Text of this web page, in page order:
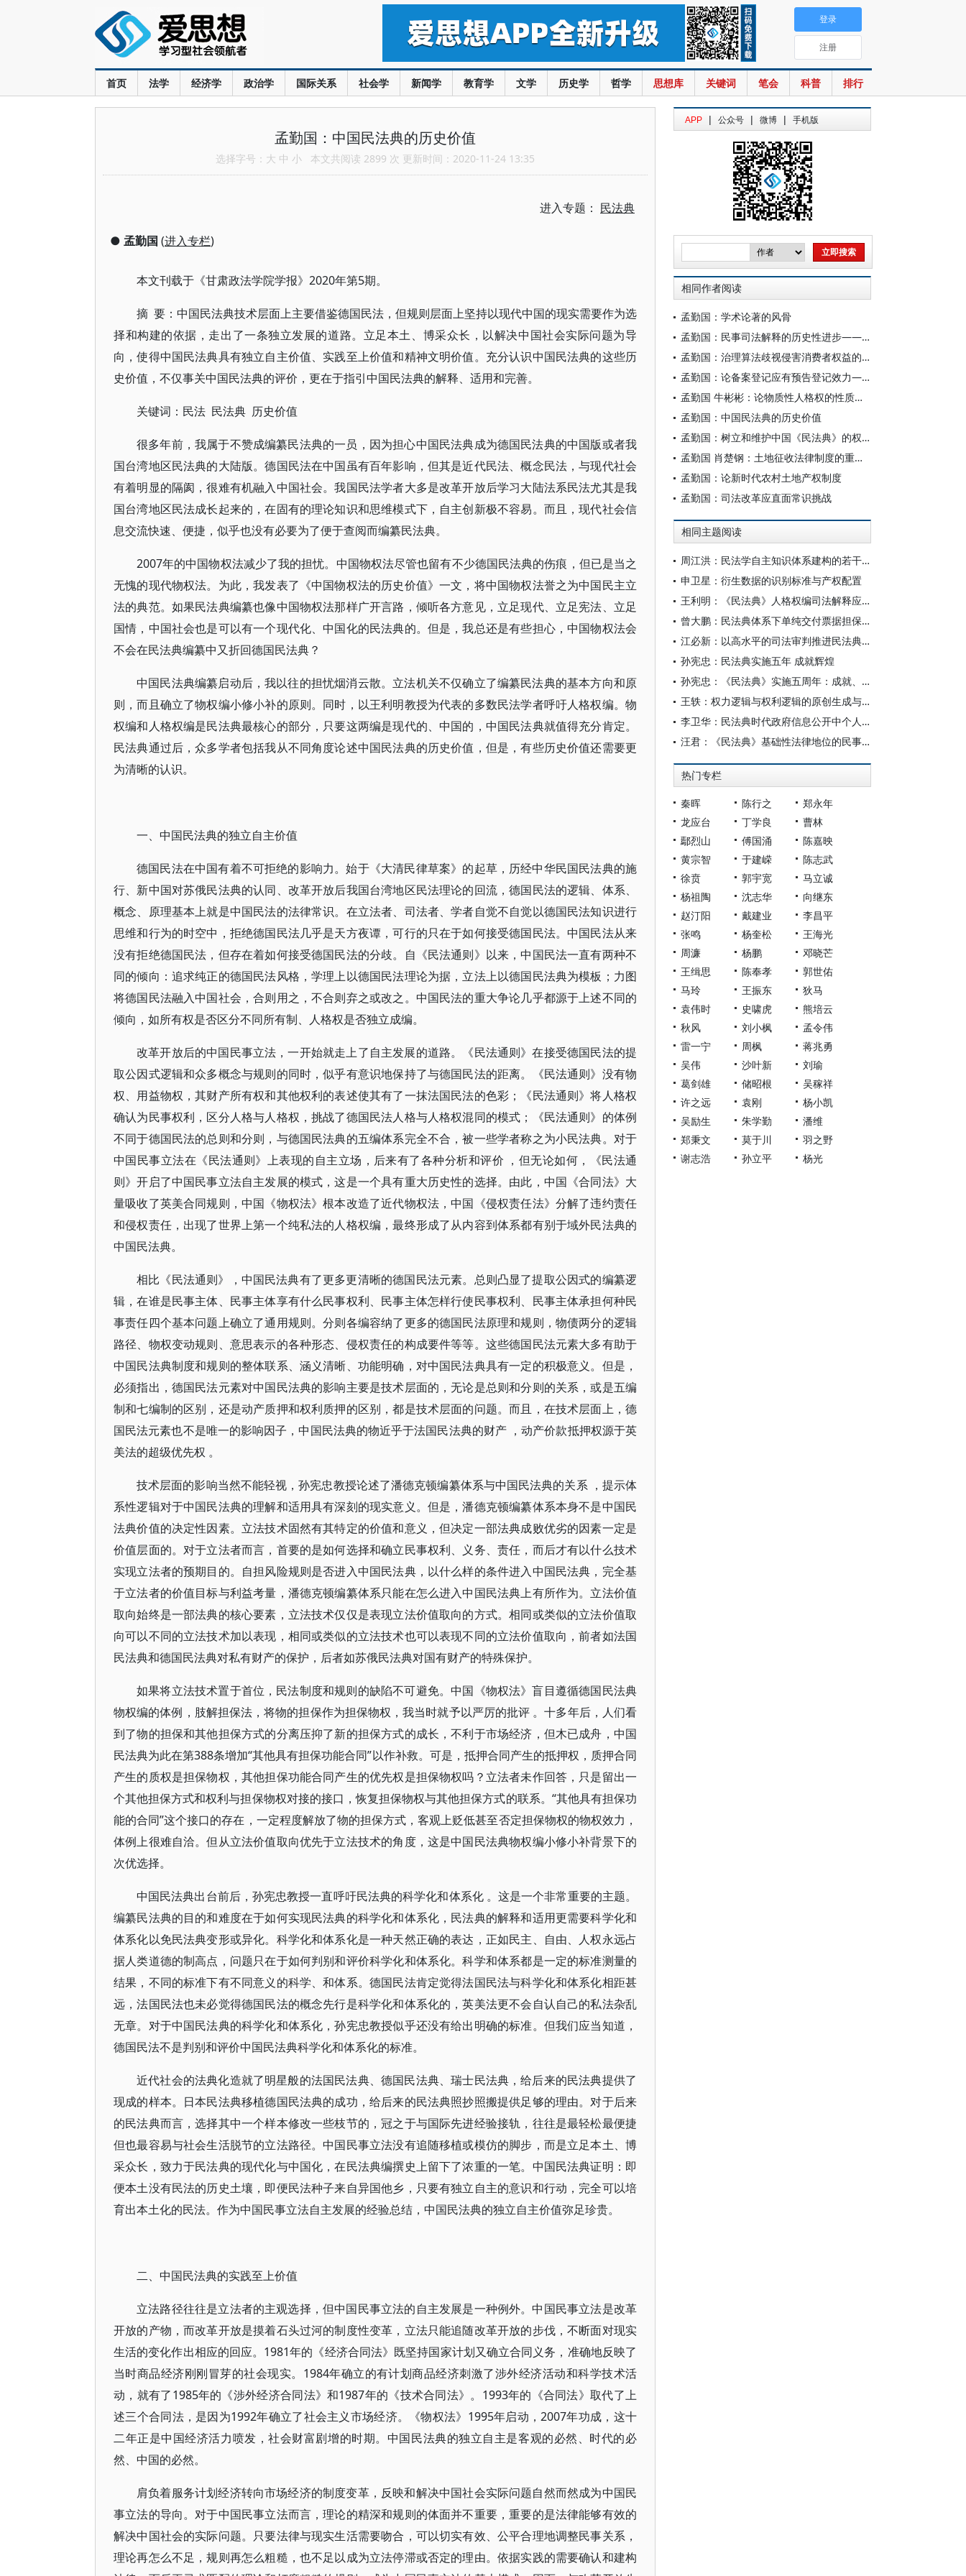
首页 法学 经济学 政治学 国际关系 社会学 新闻学 教育学 文学 历史学 哲学 思想库 关键词 笔会 科普 排行
登录
注册
孟勤国：中国民法典的历史价值
选择字号： 大 中 小 本文共阅读 2899 次 更新时间：2020-11-24 13:35
进入专题： 民法典
● 孟勤国 (进入专栏)
本文刊载于《甘肃政法学院学报》2020年第5期。
摘 要：中国民法典技术层面上主要借鉴德国民法，但规则层面上坚持以现代中国的现实需要作为选
择和构建的依据，走出了一条独立发展的道路。立足本土、博采众长，以解决中国社会实际问题为导
向，使得中国民法典具有独立自主价值、实践至上价值和精神文明价值。充分认识中国民法典的这些历
史价值，不仅事关中国民法典的评价，更在于指引中国民法典的解释、适用和完善。
关键词：民法 民法典 历史价值
很多年前，我属于不赞成编纂民法典的一员，因为担心中国民法典成为德国民法典的中国版或者我
国台湾地区民法典的大陆版。德国民法在中国虽有百年影响，但其是近代民法、概念民法，与现代社会
有着明显的隔阂，很难有机融入中国社会。我国民法学者大多是改革开放后学习大陆法系民法尤其是我
国台湾地区民法成长起来的，在固有的理论知识和思维模式下，自主创新极不容易。而且，现代社会信
息交流快速、便捷，似乎也没有必要为了便于查阅而编纂民法典。
2007年的中国物权法减少了我的担忧。中国物权法尽管也留有不少德国民法典的伤痕，但已是当之
无愧的现代物权法。为此，我发表了《中国物权法的历史价值》一文，将中国物权法誉之为中国民主立
法的典范。如果民法典编纂也像中国物权法那样广开言路，倾听各方意见，立足现代、立足宪法、立足
国情，中国社会也是可以有一个现代化、中国化的民法典的。但是，我总还是有些担心，中国物权法会
不会在民法典编纂中又折回德国民法典？
中国民法典编纂启动后，我以往的担忧烟消云散。立法机关不仅确立了编纂民法典的基本方向和原
则，而且确立了物权编小修小补的原则。同时，以王利明教授为代表的多数民法学者呼吁人格权编。物
权编和人格权编是民法典最核心的部分，只要这两编是现代的、中国的，中国民法典就值得充分肯定。
民法典通过后，众多学者包括我从不同角度论述中国民法典的历史价值，但是，有些历史价值还需要更
为清晰的认识。
一、中国民法典的独立自主价值
德国民法在中国有着不可拒绝的影响力。始于《大清民律草案》的起草，历经中华民国民法典的施
行、新中国对苏俄民法典的认同、改革开放后我国台湾地区民法理论的回流，德国民法的逻辑、体系、
概念、原理基本上就是中国民法的法律常识。在立法者、司法者、学者自觉不自觉以德国民法知识进行
思维和行为的时空中，拒绝德国民法几乎是天方夜谭，可行的只在于如何接受德国民法。中国民法从来
没有拒绝德国民法，但存在着如何接受德国民法的分歧。自《民法通则》以来，中国民法一直有两种不
同的倾向：追求纯正的德国民法风格，学理上以德国民法理论为据，立法上以德国民法典为模板；力图
将德国民法融入中国社会，合则用之，不合则弃之或改之。中国民法的重大争论几乎都源于上述不同的
倾向，如所有权是否区分不同所有制、人格权是否独立成编。
改革开放后的中国民事立法，一开始就走上了自主发展的道路。《民法通则》在接受德国民法的提
取公因式逻辑和众多概念与规则的同时，似乎有意识地保持了与德国民法的距离。《民法通则》没有物
权、用益物权，其财产所有权和其他权利的表述使其有了一抹法国民法的色彩；《民法通则》将人格权
确认为民事权利，区分人格与人格权，挑战了德国民法人格与人格权混同的模式；《民法通则》的体例
不同于德国民法的总则和分则，与德国民法典的五编体系完全不合，被一些学者称之为小民法典。对于
中国民事立法在《民法通则》上表现的自主立场，后来有了各种分析和评价 ，但无论如何，《民法通
则》开启了中国民事立法自主发展的模式，这是一个具有重大历史性的选择。由此，中国《合同法》大
量吸收了英美合同规则，中国《物权法》根本改造了近代物权法，中国《侵权责任法》分解了违约责任
和侵权责任，出现了世界上第一个纯私法的人格权编，最终形成了从内容到体系都有别于域外民法典的
中国民法典。
相比《民法通则》，中国民法典有了更多更清晰的德国民法元素。总则凸显了提取公因式的编纂逻
辑，在谁是民事主体、民事主体享有什么民事权利、民事主体怎样行使民事权利、民事主体承担何种民
事责任四个基本问题上确立了通用规则。分则各编容纳了更多的德国民法原理和规则，物债两分的逻辑
路径、物权变动规则、意思表示的各种形态、侵权责任的构成要件等等。这些德国民法元素大多有助于
中国民法典制度和规则的整体联系、涵义清晰、功能明确，对中国民法典具有一定的积极意义。但是，
必须指出，德国民法元素对中国民法典的影响主要是技术层面的，无论是总则和分则的关系，或是五编
制和七编制的区别，还是动产质押和权利质押的区别，都是技术层面的问题。而且，在技术层面上，德
国民法元素也不是唯一的影响因子，中国民法典的物近乎于法国民法典的财产 ，动产价款抵押权源于英
美法的超级优先权 。
技术层面的影响当然不能轻视，孙宪忠教授论述了潘德克顿编纂体系与中国民法典的关系 ，提示体
系性逻辑对于中国民法典的理解和适用具有深刻的现实意义。但是，潘德克顿编纂体系本身不是中国民
法典价值的决定性因素。立法技术固然有其特定的价值和意义，但决定一部法典成败优劣的因素一定是
价值层面的。对于立法者而言，首要的是如何选择和确立民事权利、义务、责任，而后才有以什么技术
实现立法者的预期目的。自担风险规则是否进入中国民法典，以什么样的条件进入中国民法典，完全基
于立法者的价值目标与利益考量，潘德克顿编纂体系只能在怎么进入中国民法典上有所作为。立法价值
取向始终是一部法典的核心要素，立法技术仅仅是表现立法价值取向的方式。相同或类似的立法价值取
向可以不同的立法技术加以表现，相同或类似的立法技术也可以表现不同的立法价值取向，前者如法国
民法典和德国民法典对私有财产的保护，后者如苏俄民法典对国有财产的特殊保护。
如果将立法技术置于首位，民法制度和规则的缺陷不可避免。中国《物权法》盲目遵循德国民法典
物权编的体例，肢解担保法，将物的担保作为担保物权，我当时就予以严厉的批评 。十多年后，人们看
到了物的担保和其他担保方式的分离压抑了新的担保方式的成长，不利于市场经济，但木已成舟，中国
民法典为此在第388条增加“其他具有担保功能合同”以作补救。可是，抵押合同产生的抵押权，质押合同
产生的质权是担保物权，其他担保功能合同产生的优先权是担保物权吗？立法者未作回答，只是留出一
个其他担保方式和权利与担保物权对接的接口，恢复担保物权与其他担保方式的联系。“其他具有担保功
能的合同”这个接口的存在，一定程度解放了物的担保方式，客观上贬低甚至否定担保物权的物权效力，
体例上很难自洽。但从立法价值取向优先于立法技术的角度，这是中国民法典物权编小修小补背景下的
次优选择。
中国民法典出台前后，孙宪忠教授一直呼吁民法典的科学化和体系化 。这是一个非常重要的主题。
编纂民法典的目的和难度在于如何实现民法典的科学化和体系化，民法典的解释和适用更需要科学化和
体系化以免民法典变形或异化。科学化和体系化是一种天然正确的表达，正如民主、自由、人权永远占
据人类道德的制高点，问题只在于如何判别和评价科学化和体系化。科学和体系都是一定的标准测量的
结果，不同的标准下有不同意义的科学、和体系。德国民法肯定觉得法国民法与科学化和体系化相距甚
远，法国民法也未必觉得德国民法的概念先行是科学化和体系化的，英美法更不会自认自己的私法杂乱
无章。对于中国民法典的科学化和体系化，孙宪忠教授似乎还没有给出明确的标准。但我们应当知道，
德国民法不是判别和评价中国民法典科学化和体系化的标准。
近代社会的法典化造就了明星般的法国民法典、德国民法典、瑞士民法典，给后来的民法典提供了
现成的样本。日本民法典移植德国民法典的成功，给后来的民法典照抄照搬提供足够的理由。对于后来
的民法典而言，选择其中一个样本修改一些枝节的，冠之于与国际先进经验接轨，往往是最轻松最便捷
但也最容易与社会生活脱节的立法路径。中国民事立法没有追随移植或模仿的脚步，而是立足本土、博
采众长，致力于民法典的现代化与中国化，在民法典编撰史上留下了浓重的一笔。中国民法典证明：即
便本土没有民法的历史土壤，即便民法种子来自异国他乡，只要有独立自主的意识和行动，完全可以培
育出本土化的民法。作为中国民事立法自主发展的经验总结，中国民法典的独立自主价值弥足珍贵。
二、中国民法典的实践至上价值
立法路径往往是立法者的主观选择，但中国民事立法的自主发展是一种例外。中国民事立法是改革
开放的产物，而改革开放是摸着石头过河的制度性变革，立法只能追随改革开放的步伐，不断面对现实
生活的变化作出相应的回应。1981年的《经济合同法》既坚持国家计划又确立合同义务，准确地反映了
当时商品经济刚刚冒芽的社会现实。1984年确立的有计划商品经济刺激了涉外经济活动和科学技术活
动，就有了1985年的《涉外经济合同法》和1987年的《技术合同法》。1993年的《合同法》取代了上
述三个合同法，是因为1992年确立了社会主义市场经济。《物权法》1995年启动，2007年功成，这十
二年正是中国经济活力喷发，社会财富剧增的时期。中国民法典的独立自主是客观的必然、时代的必
然、中国的必然。
肩负着服务计划经济转向市场经济的制度变革，反映和解决中国社会实际问题自然而然成为中国民
事立法的导向。对于中国民事立法而言，理论的精深和规则的体面并不重要，重要的是法律能够有效的
解决中国社会的实际问题。只要法律与现实生活需要吻合，可以切实有效、公平合理地调整民事关系，
理论再怎么不足，规则再怎么粗糙，也不足以成为立法停滞或否定的理由。依据实践的需要确认和建构
APP | 公众号 | 微博 | 手机版
相同作者阅读
孟勤国：学术论著的风骨
孟勤国：民事司法解释的历史性进步——最高人民法院《合同编通则司法解释》亮点评述
孟勤国：治理算法歧视侵害消费者权益的关键问题——以大数据杀熟为视角
孟勤国：论备案登记应有预告登记效力——一个事关我国经济和民生的重大法技术问题
孟勤国 牛彬彬：论物质性人格权的性质与立法原则
孟勤国：中国民法典的历史价值
孟勤国：树立和维护中国《民法典》的权威
孟勤国 肖楚钢：土地征收法律制度的重点问题与立法建议
孟勤国：论新时代农村土地产权制度
孟勤国：司法改革应直面常识挑战
相同主题阅读
周江洪：民法学自主知识体系建构的若干准则和载体形式
申卫星：衍生数据的识别标准与产权配置
王利明：《民法典》人格权编司法解释应重点解决的十大问题
曾大鹏：民法典体系下单纯交付票据担保的解释论
江必新：以高水平的司法审判推进民法典高质量实施
孙宪忠：民法典实施五年 成就辉煌
孙宪忠：《民法典》实施五周年：成就、问题与展望
王轶：权力逻辑与权利逻辑的原创生成与交融互构——以民法典对生活利益的分配为核心
李卫华：民法典时代政府信息公开中个人私密信息保护研究
汪君：《民法典》基础性法律地位的民事司法实现
热门专栏
秦晖 陈行之
郑永年
龙应台
丁学良
曹林
鄢烈山
傅国涌
陈嘉映
黄宗智
于建嵘
陈志武
徐贲
郭宇宽
马立诚
杨祖陶
沈志华
向继东
赵汀阳
戴建业
李昌平
张鸣
杨奎松
王海光
周濂
杨鹏
邓晓芒
王缉思
陈奉孝
郭世佑
马玲
王振东
狄马
袁伟时
史啸虎
熊培云
秋风
刘小枫
孟令伟
雷一宁
周枫
蒋兆勇
吴伟
沙叶新
刘瑜
葛剑雄
储昭根
吴稼祥
许之远
袁刚
杨小凯
吴励生
朱学勤
潘维
郑秉文
莫于川
羽之野
谢志浩
孙立平 杨光